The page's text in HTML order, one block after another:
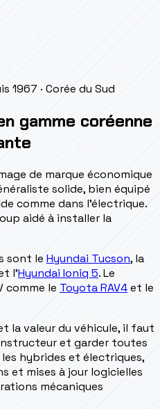
1967 · Corée du Sud
gamme coréenne
de marque économique
solide, bien équipé
comme dans l'électrique.
aidé à installer la
sont le Hyundai Tucson, la
l'Hyundai Ioniq 5. Le
comme le Toyota RAV4et le
la valeur du véhicule, il faut
et garder toutes
hybrides et électriques,
et mises à jour logicielles
mécaniques